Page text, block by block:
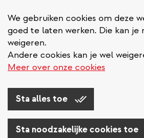
We gebruiken cookies om deze
goed te laten werken. Die kan je
weigeren.
Andere cookies kan je wel
Meer over onze cookies
Sta alles toe
Sta noodzakelijke cookies toe